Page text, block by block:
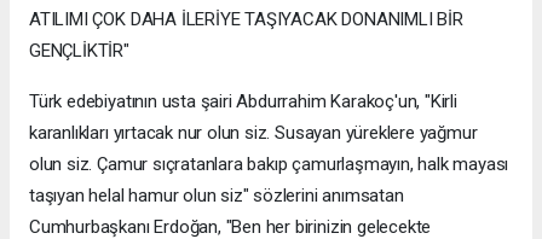
ATILIMI ÇOK DAHA İLERİYE TAŞIYACAK DONANIMLI BİR
GENÇLİKTİR"
Türk edebiyatının usta şairi Abdurrahim Karakoç'un, "Kirli
karanlıkları yırtacak nur olun siz. Susayan yüreklere yağmur
olun siz. Çamur sıçratanlara bakıp çamurlaşmayın, halk mayası
taşıyan helal hamur olun siz" sözlerini anımsatan
Cumhurbaşkanı Erdoğan, "Ben her birinizin gelecekte